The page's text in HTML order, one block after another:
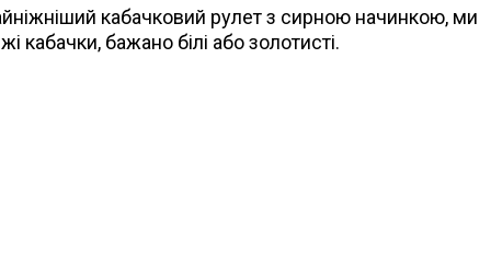
кабачковий рулет з сирною начинкою, ми
кабачки, бажано білі або золотисті.